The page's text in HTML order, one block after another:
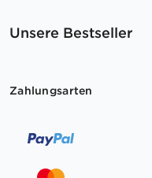
Unsere Bestseller
Zahlungsarten